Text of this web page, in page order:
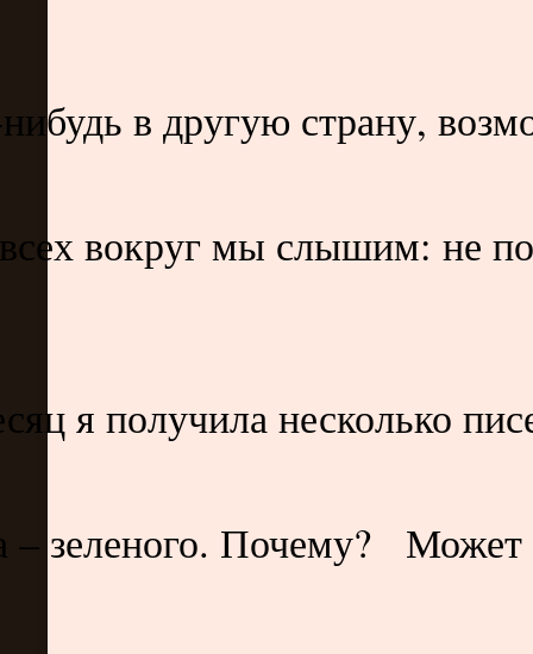
в другую страну,
вокруг мы слышим: не
я получила несколько
– зеленого. Почему?